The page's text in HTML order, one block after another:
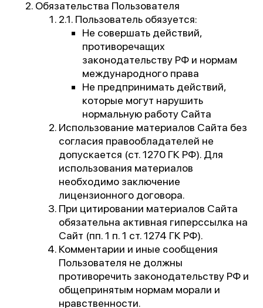
Обязательства Пользователя
2.1. Пользователь обязуется:
Не совершать действий,
противоречащих
законодательству РФ и нормам
международного права
Не предпринимать действий,
которые могут нарушить
нормальную работу Сайта
Использование материалов Сайта без
согласия правообладателей не
допускается (ст. 1270 ГК РФ). Для
использования материалов
необходимо заключение
лицензионного договора.
При цитировании материалов Сайта
обязательна активная гиперссылка на
Сайт (пп. 1 п. 1 ст. 1274 ГК РФ).
Комментарии и иные сообщения
Пользователя не должны
противоречить законодательству РФ и
общепринятым нормам морали и
нравственности.